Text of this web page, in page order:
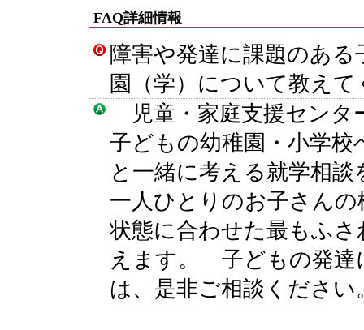
FAQ詳細情報
障害や発達に課題のあ
園（学）について教え
児童・家庭支援センタ
子どもの幼稚園・小学
と一緒に考える就学相
一人ひとりのお子さん
状態に合わせた最もふ
えます。 子どもの発達
は、是非ご相談ください